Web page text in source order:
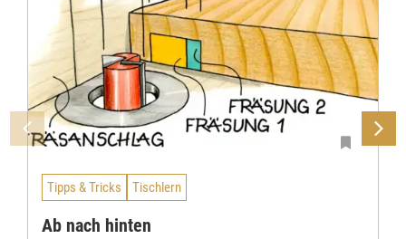
Tipps & Tricks Tischlern
Ab nach hinten